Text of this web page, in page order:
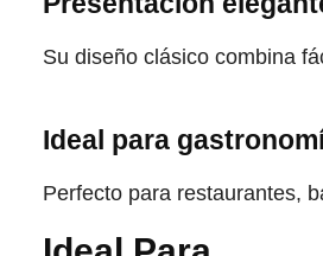
Su diseño clásico combina
Ideal para
Perfecto para restaurantes,